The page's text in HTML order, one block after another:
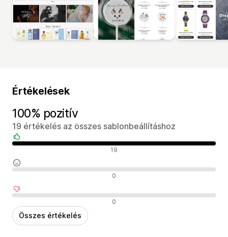
Értékelések
100% pozitív
19 értékelés az összes sablonbeállításhoz
Pozitív értékelések 19
Semleges értékelések 0
Negatív értékelések 0
Összes értékelés